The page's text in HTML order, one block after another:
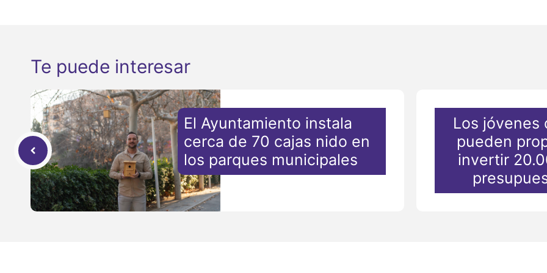
Te puede interesar
El Ayuntamiento instala
cerca de 70 cajas nido en
los parques municipales
Los jóvenes
pueden
invertir